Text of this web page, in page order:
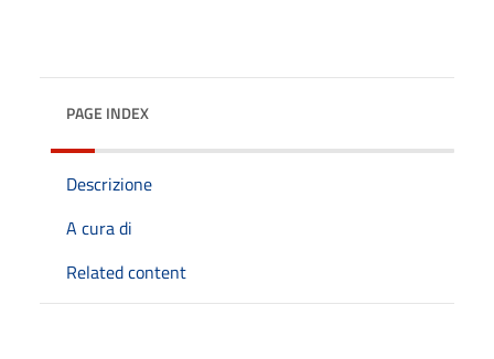
PAGE INDEX
Descrizione
A cura di
Related content